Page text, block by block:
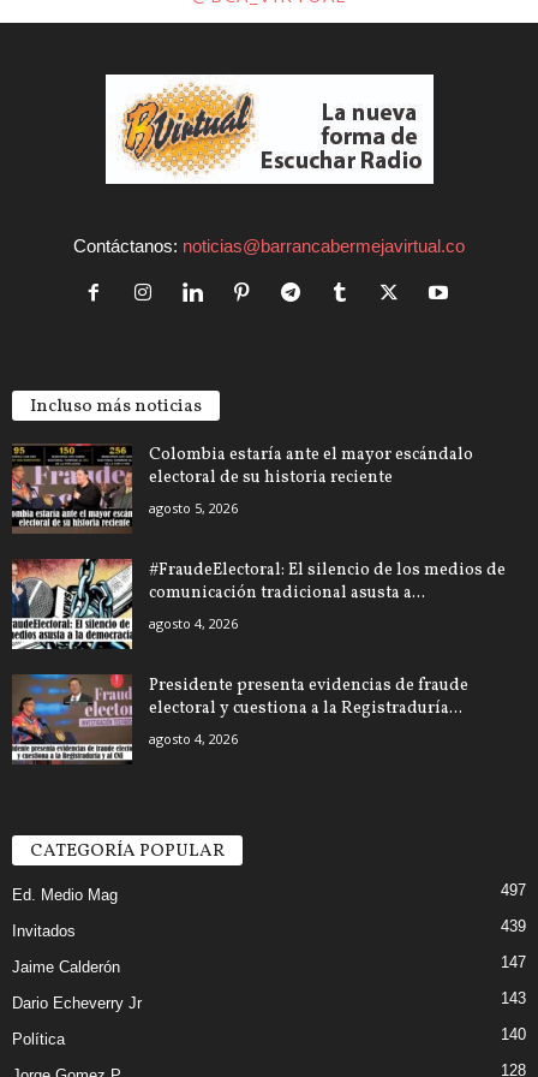
Contáctanos: noticias@barrancabermejavirtual.co
Incluso más noticias
Colombia estaría ante el mayor escándalo
electoral de su historia reciente
agosto 5, 2026
#FraudeElectoral: El silencio de los medios de
comunicación tradicional asusta a...
agosto 4, 2026
Presidente presenta evidencias de fraude
electoral y cuestiona a la Registraduría...
agosto 4, 2026
CATEGORÍA POPULAR
Ed. Medio Mag 497
Invitados 439
Jaime Calderón 147
Dario Echeverry Jr 143
Política 140
128